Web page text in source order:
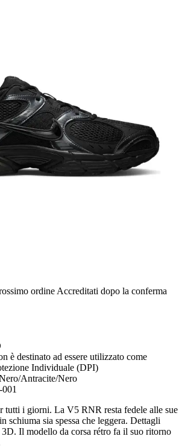
ordine Accreditati dopo la conferma
è destinato ad essere utilizzato come
Individuale (DPI)
Antracite/Nero
tutti i giorni. La V5 RNR resta fedele alle sue
schiuma sia spessa che leggera. Dettagli
Il modello da corsa rétro fa il suo ritorno